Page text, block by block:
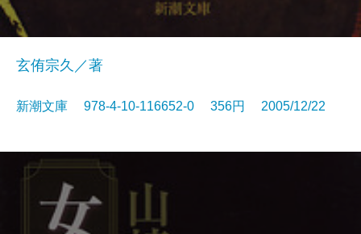
玄侑宗久／著
新潮文庫 978-4-10-116652-0 356円 2005/12/22